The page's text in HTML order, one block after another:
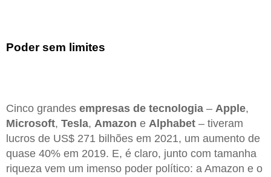
Poder sem limites
Cinco grandes empresas de tecnologia – Apple,
Microsoft, Tesla, Amazon e Alphabet – tiveram
lucros de US$ 271 bilhões em 2021, um aumento de
quase 40% em 2019. E, é claro, junto com tamanha
riqueza vem um imenso poder político: a Amazon e o